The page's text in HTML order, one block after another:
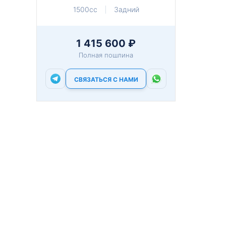
1500cc Задний
1 415 600 ₽
Полная пошлина
СВЯЗАТЬСЯ С НАМИ